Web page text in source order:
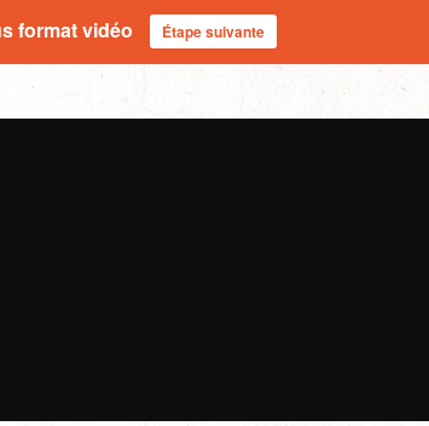
format vidéo Étape suivante